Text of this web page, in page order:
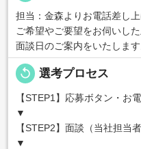
担当：金森よりお電話差し上
ご希望やご要望をお伺いした
面談日のご案内をいたします
replay 選考プロセス
【STEP1】応募ボタン・お
▼
【STEP2】面談（当社担当者
▼